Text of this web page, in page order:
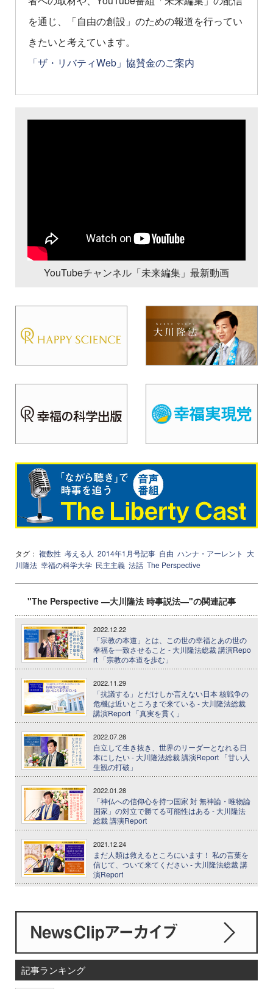
を通じ、「自由の創設」のための報道を行ってい
きたいと考えています。
「ザ・リバティWeb」協賛金のご案内
YouTubeチャンネル「未来編集」最新動画
タグ： 複数性 考える人 2014年1月号記事 自由 ハンナ・アーレント 大
川隆法 幸福の科学大学 民主主義 法話 The Perspective
"The Perspective ―大川隆法 時事説法―"の関連記事
2022.12.22
「宗教の本道」とは、この世の幸福とあの世の
幸福を一致させること - 大川隆法総裁 講演Repo
rt 「宗教の本道を歩む」
2022.11.29
「抗議する」とだけしか言えない日本 核戦争の
危機は近いところまで来ている - 大川隆法総裁
講演Report 「真実を貫く」
2022.07.28
自立して生き抜き、世界のリーダーとなれる日
本にしたい - 大川隆法総裁 講演Report 「甘い人
生観の打破」
2022.01.28
「神仏への信仰心を持つ国家 対 無神論・唯物論
国家」の対立で勝てる可能性はある - 大川隆法
総裁 講演Report
2021.12.24
まだ人類は救えるところにいます！ 私の言葉を
信じて、ついて来てください - 大川隆法総裁 講
演Report
記事ランキング